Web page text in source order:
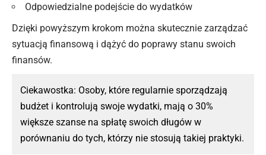
Odpowiedzialne podejście do wydatków
Dzięki powyższym krokom można skutecznie zarządzać
sytuacją finansową i dążyć do poprawy stanu swoich
finansów.
Ciekawostka: Osoby, które regularnie sporządzają
budżet i kontrolują swoje wydatki, mają o 30%
większe szanse na spłatę swoich długów w
porównaniu do tych, którzy nie stosują takiej praktyki.